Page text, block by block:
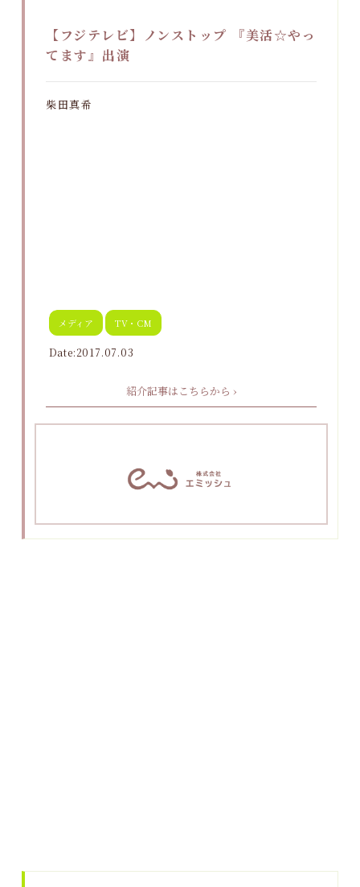
【フジテレビ】ノンストップ 『美活☆やっ
てます』出演
柴田真希
メディア TV・CM
Date:2017.07.03
紹介記事はこちらから ›